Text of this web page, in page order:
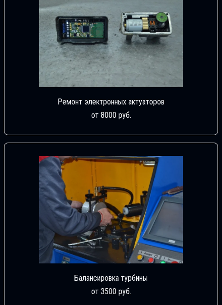
Ремонт электронных актуаторов
от 8000 руб.
Балансировка турбины
от 3500 руб.